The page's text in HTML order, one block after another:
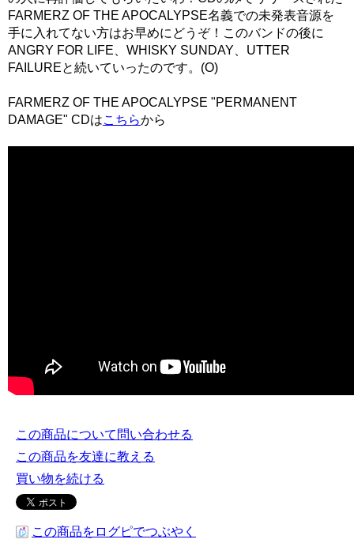
FARMERZ OF THE APOCALYPSE名義での未発表音源を
手に入れてない方はお早めにどうぞ！このバンドの後に
ANGRY FOR LIFE、WHISKY SUNDAY、UTTER
FAILUREと続いていったのです。(O)
FARMERZ OF THE APOCALYPSE "PERMANENT
DAMAGE" CDはこちらから
この商品について問い合わせる
この商品を友達に教える
買い物を続ける
この商品をログピでつぶやく